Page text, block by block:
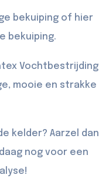
bekuiping of hier
bekuiping.
Vochtbestrijding
mooie en strakke
kelder? Aarzel dan
nog voor een